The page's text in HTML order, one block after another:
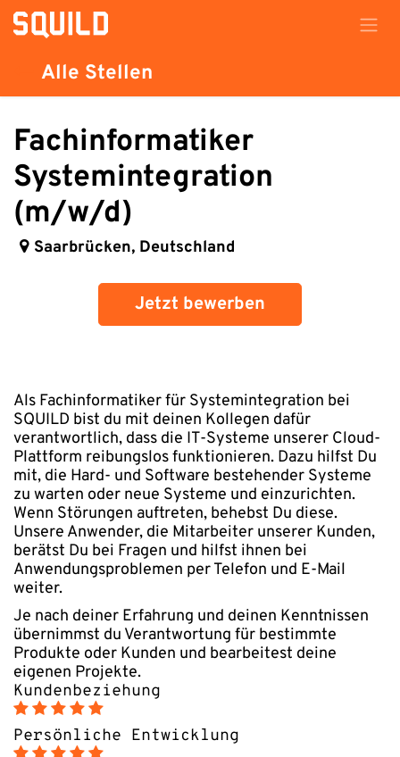
Zum Inhalt springen
Alle Stellen
Fachinformatiker
Systemintegration
(m/w/d)
Saarbrücken, Deutschland
Jetzt bewerben
Als Fachinformatiker für Systemintegration bei
SQUILD bist du mit deinen Kollegen dafür
verantwortlich, dass die IT-Systeme unserer Cloud-
Plattform reibungslos funktionieren. Dazu hilfst Du
mit, die Hard- und Software bestehender Systeme
zu warten oder neue Systeme und einzurichten.
Wenn Störungen auftreten, behebst Du diese.
Unsere Anwender, die Mitarbeiter unserer Kunden,
berätst Du bei Fragen und hilfst ihnen bei
Anwendungsproblemen per Telefon und E-Mail
weiter.
Je nach deiner Erfahrung und deinen Kenntnissen
übernimmst du Verantwortung für bestimmte
Produkte oder Kunden und bearbeitest deine
eigenen Projekte.
Kundenbeziehung
Persönliche Entwicklung